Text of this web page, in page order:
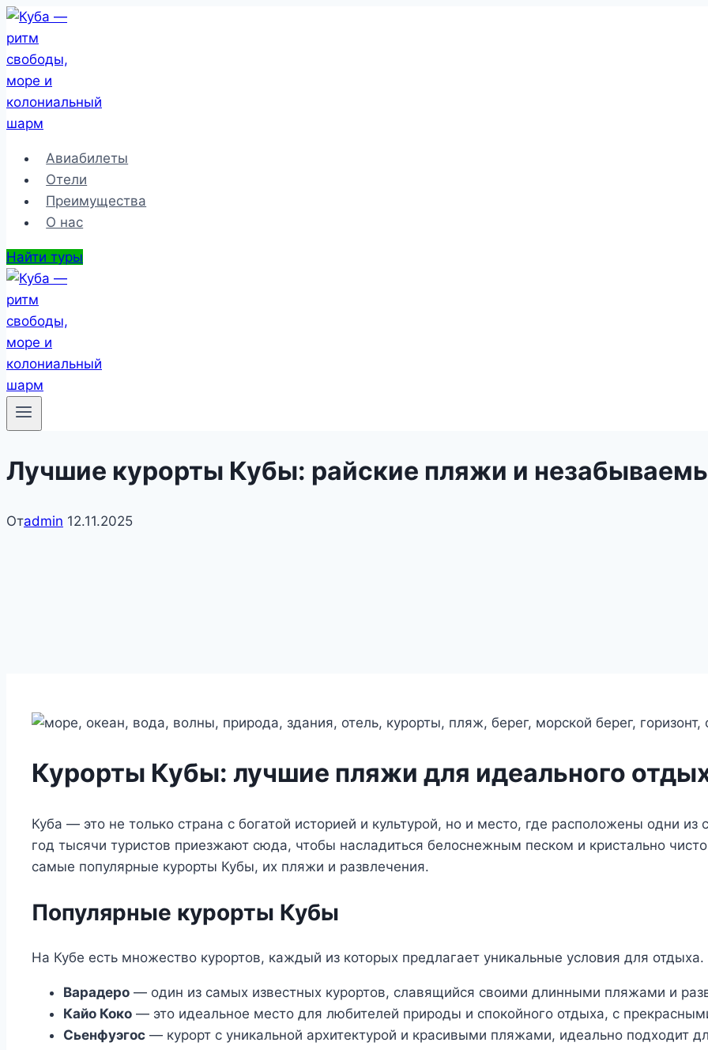
Перейти
к
содержимому
Авиабилеты
Отели
Преимущества
О нас
Найти туры
Лучшие курорты Кубы: райские пляжи и
Отadmin 12.11.2025
Курорты Кубы: лучшие пляжи для идеального
Куба — это не только страна с богатой историей и культурой, но и место, где расположены одни
год тысячи туристов приезжают сюда, чтобы насладиться белоснежным песком и кристально
самые популярные курорты Кубы, их пляжи и развлечения.
Популярные курорты Кубы
На Кубе есть множество курортов, каждый из которых предлагает уникальные условия для
Варадеро — один из самых известных курортов, славящийся своими длинными пляжами и
Кайо Коко — это идеальное место для любителей природы и спокойного отдыха, с
Сьенфуэгос — курорт с уникальной архитектурой и красивыми пляжами, идеально подходит